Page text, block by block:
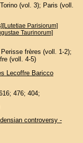
(vol. 3); Paris (voll.
Parisiorum]
Taurinorum]
frères (voll. 1-2);
(voll. 4-5)
Lecoffre Baricco
476; 404;
controversy -